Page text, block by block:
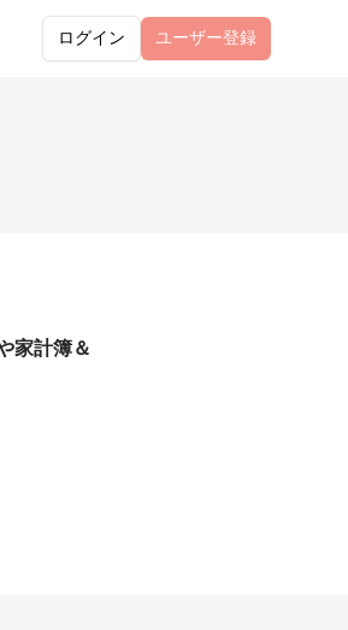
ログイン ユーザー登録
家計簿＆